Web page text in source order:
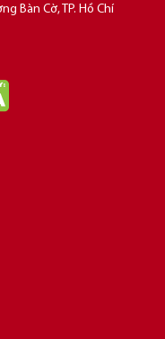
Bàn Cờ, TP. Hồ Chí